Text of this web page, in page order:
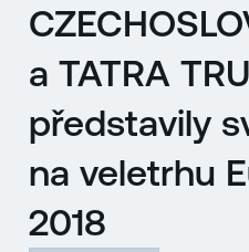
a TATRA
představily
na veletrhu
2018